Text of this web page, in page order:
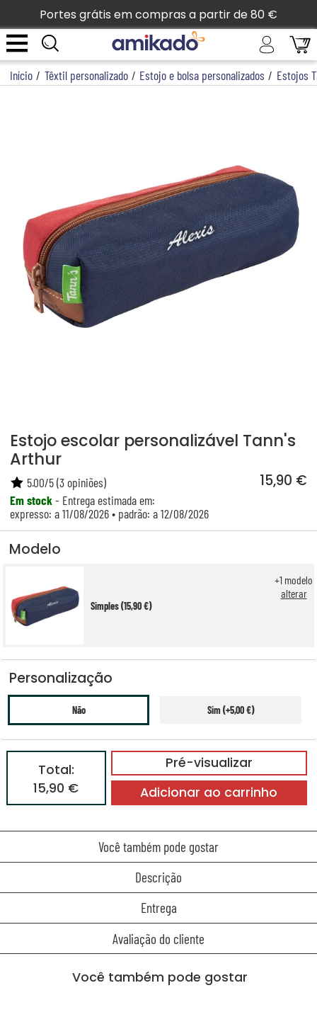
Portes grátis em compras a partir de 80 €
Início / Têxtil personalizado / Estojo e bolsa personalizados / Estojos
Estojo escolar personalizável Tann's
Arthur
15,90 €
Em stock- Entrega estimada em:
expresso: a 11/08/2026 • padrão: a 12/08/2026
5.00/5(3opiniões)
Modelo
Simples (15,90 €)
+1 modelo
alterar
Personalização
Não Sim (+5,00 €)
Pré-visualizar
Total:
15,90 €
Adicionar ao carrinho
Você também pode gostar
Descrição
Entrega
Avaliação do cliente
Você também pode gostar